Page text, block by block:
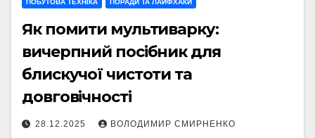
ПОБУТОВА ТЕХНІКА ПОРАДИ ТА ЛАЙФХАКИ
Як помити мультиварку:
вичерпний посібник для
блискучої чистоти та
довговічності
28.12.2025 ВОЛОДИМИР СМИРНЕНКО